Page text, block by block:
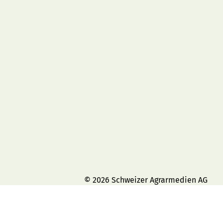
© 2026 Schweizer Agrarmedien AG